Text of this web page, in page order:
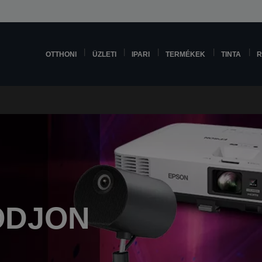
OTTHONI ÜZLETI IPARI TERMÉKEK TINTA